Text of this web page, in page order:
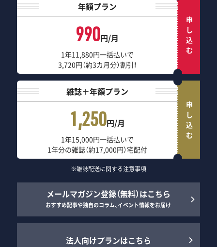
年額プラン
990円/月
1年11,880円一括払いで
3,720円（約3カ月分）割引！
申し込む
雑誌＋年額プラン
1,250円/月
1年15,000円一括払いで
1年分の雑誌（約17,000円）宅配付
申し込む
※雑誌配送に関する注意事項
メールマガジン登録（無料）はこちら
おすすめ記事や独自のコラム、イベント情報をお届け
法人向けプランはこちら